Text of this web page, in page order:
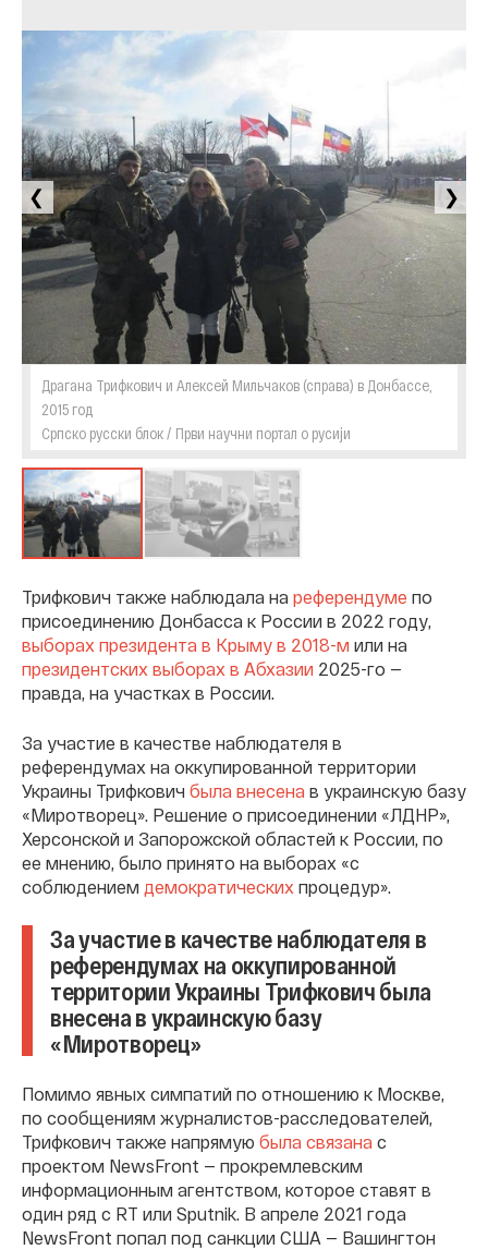
❮
Драгана Трифкович и Алексей Мильчаков (справа) в Донбассе,
2015 год
Српско русски блок / Први научни портал о русиjи
❯
Трифкович также наблюдала на референдуме по
присоединению Донбасса к России в 2022 году,
выборах президента в Крыму в 2018-м или на
президентских выборах в Абхазии 2025-го —
правда, на участках в России.
За участие в качестве наблюдателя в
референдумах на оккупированной территории
Украины Трифкович была внесена в украинскую базу
«Миротворец». Решение о присоединении «ЛДНР»,
Херсонской и Запорожской областей к России, по
ее мнению, было принято на выборах «с
соблюдением демократических процедур».
За участие в качестве наблюдателя в
референдумах на оккупированной
территории Украины Трифкович была
внесена в украинскую базу
«Миротворец»
Помимо явных симпатий по отношению к Москве,
по сообщениям журналистов-расследователей,
Трифкович также напрямую была связана с
проектом NewsFront — прокремлевским
информационным агентством, которое ставят в
один ряд с RT или Sputnik. В апреле 2021 года
NewsFront попал под санкции США — Вашингтон